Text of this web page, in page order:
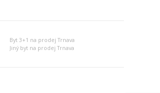
Byt 3+1 na prodej Trnava
Jiný byt na prodej Trnava